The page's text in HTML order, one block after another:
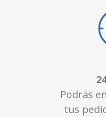
Podrás
tus